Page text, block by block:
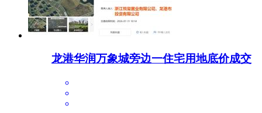
龙港华润万象城旁边一住宅用地底价成交